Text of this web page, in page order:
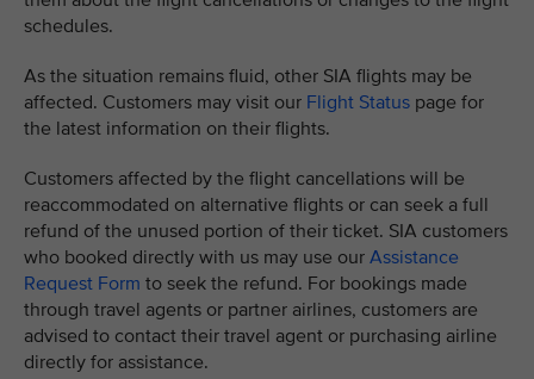
schedules.
As the situation remains fluid, other SIA flights may be
affected. Customers may visit our Flight Status page for
the latest information on their flights.
Customers affected by the flight cancellations will be
reaccommodated on alternative flights or can seek a full
refund of the unused portion of their ticket. SIA customers
who booked directly with us may use our Assistance
Request Form to seek the refund. For bookings made
through travel agents or partner airlines, customers are
advised to contact their travel agent or purchasing airline
directly for assistance.